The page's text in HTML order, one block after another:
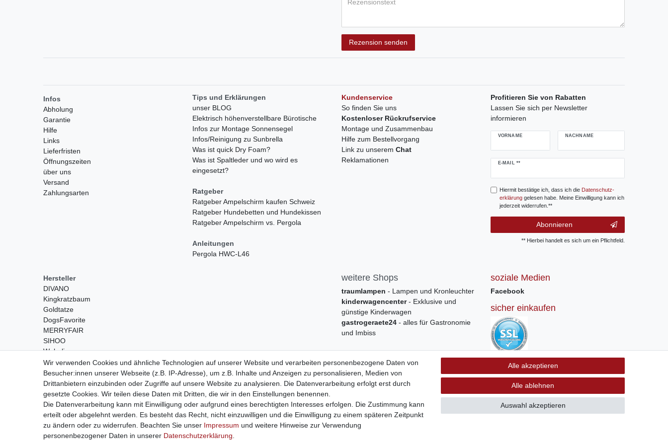
Rezension senden
Infos
Abholung
Garantie
Hilfe
Links
Lieferfristen
Öffnungszeiten
über uns
Versand
Zahlungsarten
Tips und Erklärungen
unser BLOG
Elektrisch höhenverstellbare Bürotische
Infos zur Montage Sonnensegel
Infos/Reinigung zu Sunbrella
Was ist quick Dry Foam?
Was ist Spaltleder und wo wird es
eingesetzt?
Ratgeber
Ratgeber Ampelschirm kaufen Schweiz
Ratgeber Hundebetten und Hundekissen
Ratgeber Ampelschirm vs. Pergola
Anleitungen
Pergola HWC-L46
Kundenservice
So finden Sie uns
Kostenloser Rückrufservice
Montage und Zusammenbau
Hilfe zum Bestellvorgang
Link zu unserem Chat
Reklamationen
Profitieren Sie von Rabatten
Lassen Sie sich per Newsletter
informieren
VORNAME NACHNAME
E-MAIL **
Newsletter
Hiermit bestätige ich, dass ich die Daten­schutz­
erklärunggelesen habe. Meine Einwilligung kann ich
jederzeit widerrufen.**
Abonnieren
** Hierbei handelt es sich um ein Pflichtfeld.
Hersteller
DIVANO
Kingkratzbaum
Goldtatze
DogsFavorite
MERRYFAIR
SIHOO
Wohnling
weitere Shops
traumlampen - Lampen und Kronleuchter
kinderwagencenter- Exklusive und
günstige Kinderwagen
gastrogeraete24 - alles für Gastronomie
und Imbiss
soziale Medien
Facebook
sicher einkaufen
Sichere Bestellung und Zahlung via SSL
Verschlüsselung
Wir verwenden Cookies und ähnliche Technologien auf unserer Website und verarbeiten personenbezogene Daten von
Besucher:innen unserer Webseite (z.B. IP-Adresse), um z.B. Inhalte und Anzeigen zu personalisieren, Medien von
Drittanbietern einzubinden oder Zugriffe auf unsere Website zu analysieren. Die Datenverarbeitung erfolgt erst durch
gesetzte Cookies. Wir teilen diese Daten mit Dritten, die wir in den Einstellungen benennen.
Die Datenverarbeitung kann mit Einwilligung oder aufgrund eines berechtigten Interesses erfolgen. Die Zustimmung kann
erteilt oder abgelehnt werden. Es besteht das Recht, nicht einzuwilligen und die Einwilligung zu einem späteren Zeitpunkt
zu ändern oder zu widerrufen. Beachten Sie unser Impressum und weitere Hinweise zur Verwendung
personenbezogener Daten in unserer Daten­schutz­erklärung
Alle akzeptieren
Alle ablehnen
Auswahl akzeptieren
Widerrufs­recht
Widerrufs­formular Impressum Daten­schutz­erklärung